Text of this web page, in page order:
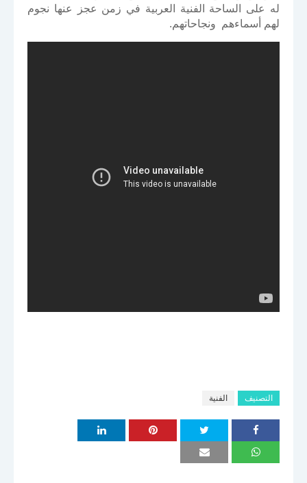
له على الساحة الفنية العربية في زمن عجز عنها نجوم
لهم أسماءهم ونجاحاتهم.
التصنيف الفنية